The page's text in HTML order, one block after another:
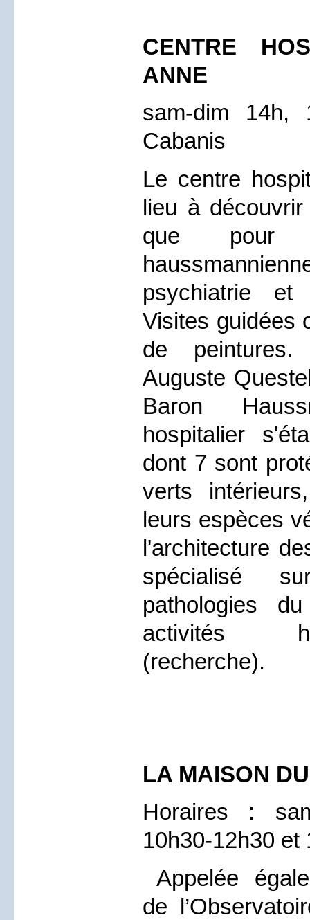
CENTRE
ANNE
sam-dim
Cabanis
Le centre
lieu à
que pour
psychiatrie et
Visites guidées
de
Auguste
Baron
hospitalier
dont 7 sont
verts
leurs espèces
l'architecture
spécialisé
pathologies
activités
(recherche).
LA MAISON
Horaires :
10h30-12h30
Appelée
de